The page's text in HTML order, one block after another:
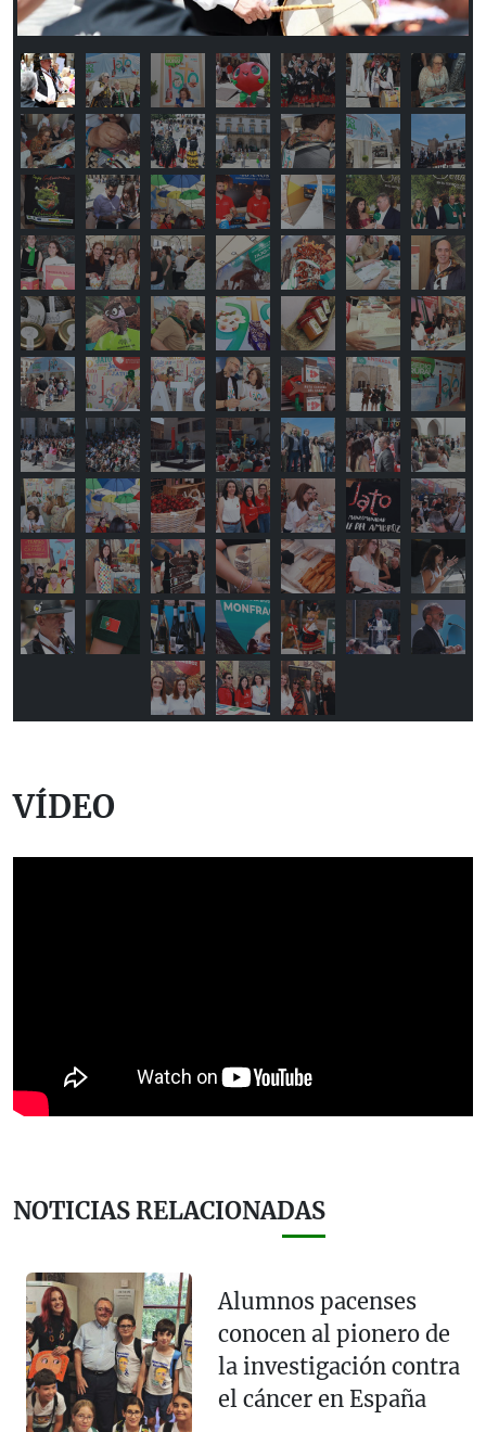
VÍDEO
NOTICIAS RELACIONADAS
Alumnos pacenses
conocen al pionero de
la investigación contra
el cáncer en España